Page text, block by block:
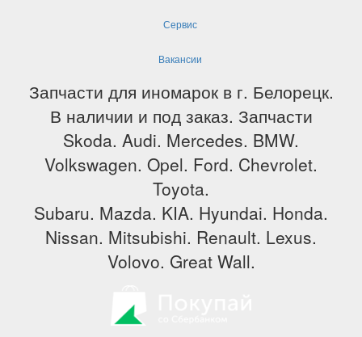
Сервис
Вакансии
Запчасти для иномарок в г. Белорецк.
В наличии и под заказ. Запчасти
Skoda. Audi. Mercedes. BMW.
Volkswagen. Opel. Ford. Chevrolet.
Toyota.
Subaru. Mazda. KIA. Hyundai. Honda.
Nissan. Mitsubishi. Renault. Lexus.
Volovo. Great Wall.